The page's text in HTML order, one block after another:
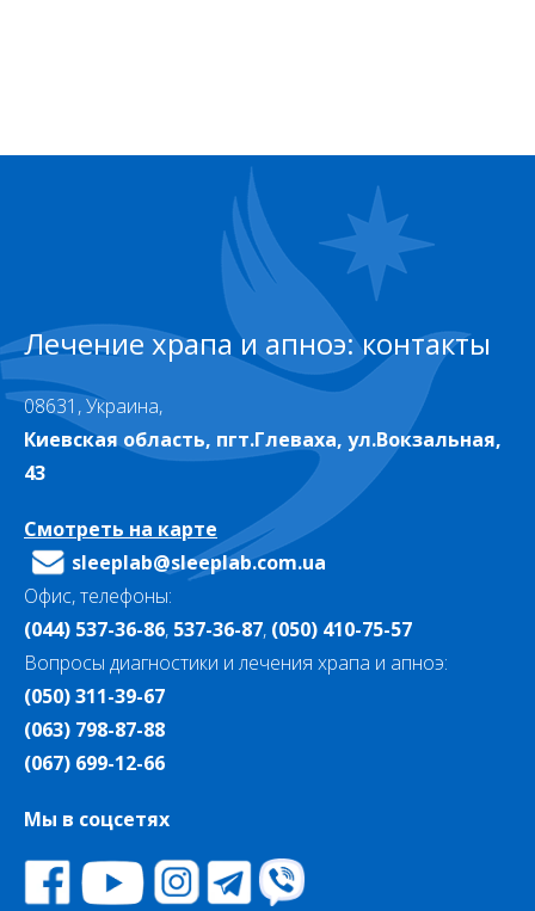
Лечение храпа и апноэ: контакты
08631, Украина,
Киевская область, пгт.Глеваха, ул.Вокзальная,
43
Смотреть на карте
sleeplab@sleeplab.com.ua
Офис, телефоны:
(044) 537-36-86, 537-36-87, (050) 410-75-57
Вопросы диагностики и лечения храпа и апноэ:
(050) 311-39-67
(063) 798-87-88
(067) 699-12-66
Мы в соцсетях